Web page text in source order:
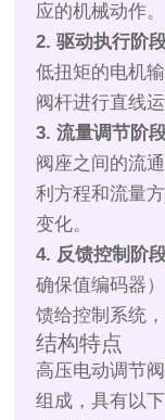
应的机械动作。
2. 驱动执行阶段
低扭矩的电机
阀杆进行直线运
3. 流量调节阶段
阀座之间的流
利方程和流量
变化。
4. 反馈控制阶段
确保值编码器
馈给控制系统
结构特点
高压电动调节
组成，具有以